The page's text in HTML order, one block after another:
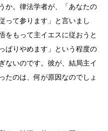
か。律法学者が、「あなたの
って参ります」と言いまし
をもって主イエスに従おうと
ぱりやめます」という程度の
ないのです。彼が、結局主イ
たのは、何が原因なのでしょ